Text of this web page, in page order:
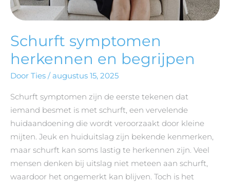
Schurft symptomen
herkennen en begrijpen
Door Ties / augustus 15, 2025
Schurft symptomen zijn de eerste tekenen dat
iemand besmet is met schurft, een vervelende
huidaandoening die wordt veroorzaakt door kleine
mijten. Jeuk en huiduitslag zijn bekende kenmerken,
maar schurft kan soms lastig te herkennen zijn. Veel
mensen denken bij uitslag niet meteen aan schurft,
waardoor het ongemerkt kan blijven. Toch is het